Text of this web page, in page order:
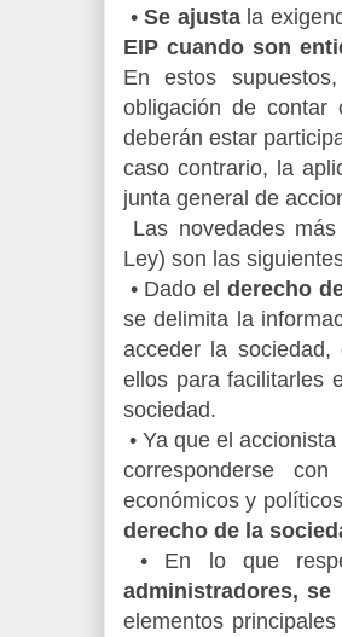
•Se ajustala
EIP cuando son
En estos
obligación de contar
deberán estar
caso contrario, la
junta general de
Las novedades
Ley) son las
• Dado el derecho
se delimita la
acceder la
ellos para facilitarles
sociedad.
• Ya que el
corresponderse
económicos y
derecho de la
• En lo que
administradores,
elementos